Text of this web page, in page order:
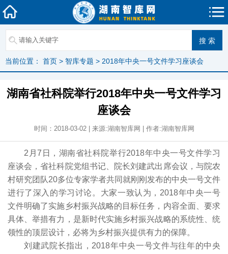
当前位置： 首页 > 智库专题 > 2018年中央一号文件学习座谈会
湖南省社科院举行2018年中央一号文件学习
座谈会
时间：2018-03-02 | 来源:湖南智库网 | 作者:湖南智库网
2月7日，湖南省社科院举行2018年中央一号文件学习
座谈会，省社科院党组书记、院长刘建武出席会议，与院农
村研究团队20多位专家学者共同就刚刚发布的中央一号文件
进行了深入的学习讨论。大家一致认为，2018年中央一号
文件明确了实施乡村振兴战略的目标任务，内容全面、要求
具体、举措有力，是新时代实施乡村振兴战略的系统性、统
领性的顶层设计，必将为乡村振兴提供有力的保障。
刘建武院长指出，2018年中央一号文件与往年的中央